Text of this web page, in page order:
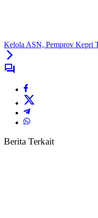
Kelola ASN, Pemprov Kepri
Berita Terkait